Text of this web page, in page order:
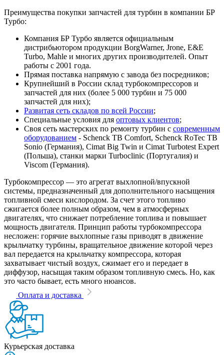
Преимущества покупки запчастей для турбин в компании БР
Турбо:
Компания БР Турбо является официальным
дистрибьютором продукции BorgWarner, Jrone, E&E
Turbo, Mahle и многих других производителей. Опыт
работы с 2001 года.
Прямая поставка напрямую с завода без посредников;
Крупнейший в России склад турбокомпрессоров и
запчастей для них (более 5 000 турбин и 75 000
запчастей для них);
Развитая сеть складов по всей России;
Специальные условия для оптовых клиентов;
Своя сеть мастерских по ремонту турбин с современным
оборудованием - Schenck TB Comfort, Schenck RoTec TB
Sonio (Германия), Cimat Big Twin и Cimat Turbotest Expert
(Польша), станки марки Turboclinic (Португалия) и
Viscom (Германия).
Турбокомпрессор — это агрегат выхлопной/впускной
системы, предназначенный для дополнительного насыщения
топливной смеси кислородом. За счет этого топливо
сжигается более полным образом, чем в атмосферных
двигателях, что снижает потребление топлива и повышает
мощность двигателя. Принцип работы турбокомпрессора
несложен: горячие выхлопные газы приводят в движение
крыльчатку турбины, вращательное движение которой через
вал передается на крыльчатку компрессора, которая
захватывает чистый воздух, сжимает его и передает в
диффузор, насыщая таким образом топливную смесь. Но, как
это часто бывает, есть много нюансов.
Оплата и доставка
Курьерская доставка